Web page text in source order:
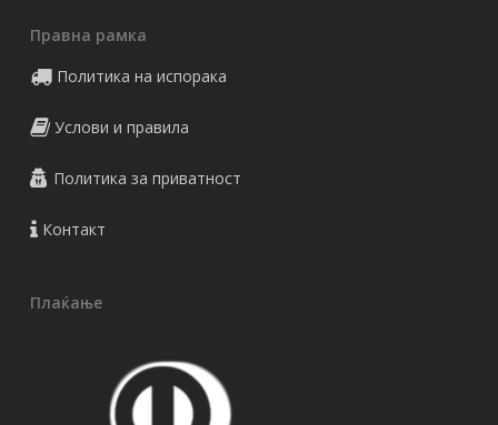
Правна рамка
Политика на испорака
Услови и правила
Политика за приватност
Контакт
Плаќање